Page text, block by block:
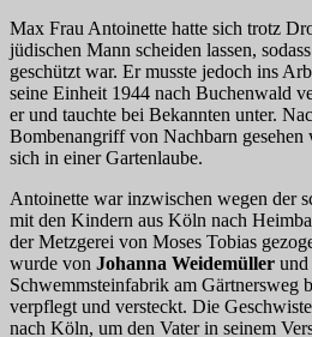
Max Frau Antoinette hatte sich trotz
jüdischen Mann scheiden lassen,
geschützt war. Er musste jedoch ins
seine Einheit 1944 nach Buchenwald
er und tauchte bei Bekannten unter.
Bombenangriff von Nachbarn gesehen
sich in einer Gartenlaube.
Antoinette war inzwischen wegen der
mit den Kindern aus Köln nach
der Metzgerei von Moses Tobias
wurde von Johanna Weidemüller und
Schwemmsteinfabrik am Gärtnersweg
verpflegt und versteckt. Die
nach Köln, um den Vater in seinem